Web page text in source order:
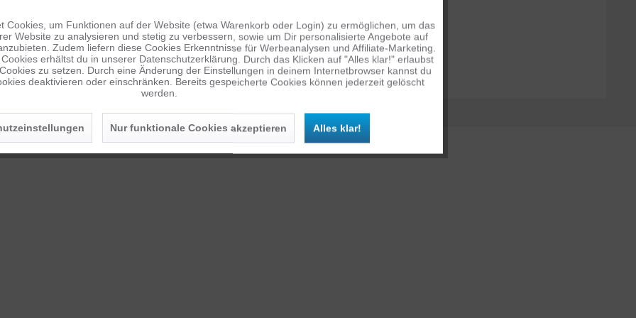
Aktiv
Inaktiv
Inaktiv
Cookies, um Funktionen auf der Website (etwa Warenkorb oder Login) zu ermöglichen, um das
Website zu analysieren und stetig zu verbessern, sowie um Dir personalisierte Angebote auf
Zudem liefern diese Cookies Erkenntnisse für Werbeanalysen und Affiliate-Marketing.
erhältst du in unserer Datenschutzerklärung. Durch das Klicken auf "Alles klar!" erlaubst
zu setzen. Durch eine Änderung der Einstellungen in deinem Internetbrowser kannst du
deaktivieren oder einschränken. Bereits gespeicherte Cookies können jederzeit gelöscht
werden.
Nur funktionale Cookies akzeptieren Alles klar!